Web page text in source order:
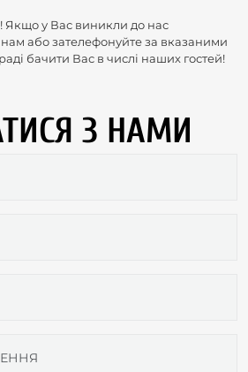
Якщо у Вас виникли до нас
або зателефонуйте за вказаними
бачити Вас в числі наших гостей!
З НАМИ